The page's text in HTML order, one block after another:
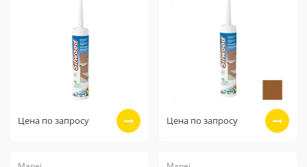
Цена по запросу Цена по запросу